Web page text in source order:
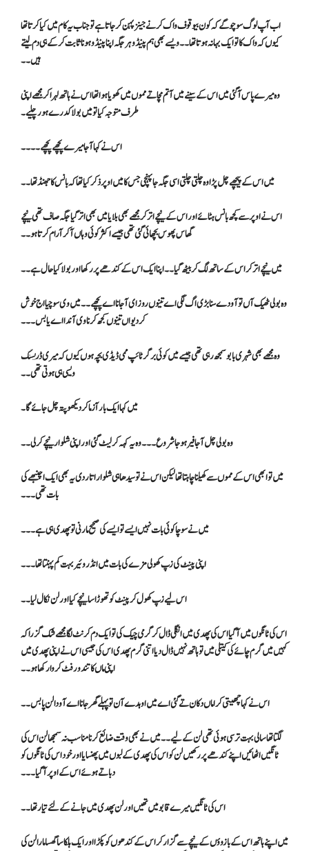
اب آپ لوگ سوچو گے کہ کون بیوقوف واک کرنے جینز پہن کر جاتا ہے تو جناب یہ کام میں کیا کرتا تھا
کیوں کہ واک کا تو ایک بہانہ ہوتا تھا۔۔ ویسے بھی ہم پینڈو ہر جگہ اپنا پینڈو ہونا ثابت کر کے ہی دم لیتے
ہیں۔۔
وہ میرے پاس آگئی میں اس کے سینے میں آتم مچاتے مموں میں کھویا ہوا تھا اس نے ہاتھ لہرا کر مجھے اپنی
طرف متوجہ کیا تو میں بولا کدرے ہور چلیے ۔
اس نے کہا آجا میرے پچھے پچھے۔۔۔۔
میں اس کے پیچھے چل پڑا وہ چلتی چلتی اسی جگہ جا پہنچی جس کا میں اوپر ذکر کیا تھا کہ بانس کا جھنڈ تھا۔۔
اس نے اوپر سے کچھ بانس ہٹائے اور اس کے نیچے اتر کر مجھے بھی بلایا میں بھی اتر گیا جگہ صاف تھی نیچے
گھاس پھوس بچھائی گئی تھی جیسے اکثر کوئی وہاں آ کر آرام کرتا ہو۔۔
میں نیچے اتر کر اس کے ساتھ لگ کر بیٹھ گیا۔۔ اپنا ایک اس کے کندھے پر رکھا اور بولا کیا حال ہے ۔۔
وہ بولی ٹھیک آں تو آودے سنا بڑی اگ لگی اے تینوں روز ای آ جانا اے پچھے ۔۔ میں وی سوچیا اج خوش
کر دیواں تینوں کجھ کرنا وی آندا اے یا بس ۔۔۔
وہ مجھے بھی شہری بابو سمجھ رہی تھی جیسے میں کوئی برگر ٹائپ ممی ڈیڈی بچہ ہوں کیوں کہ میری ڈریسنگ
ویسی ہی ہوتی تھی ۔۔
میں کہا ایک بار آزما کر دیکھو پتہ چل جائے گا ۔
وہ بولی چل آ جا فیر ہو جا شروع۔۔۔ وہ یہ کہہ کر لیٹ گئی اور اپنی شلوار نیچے کر لی۔۔
میں تو ابھی اس کے مموں سے کھیلنا چاہتا تھا لیکن اس نے تو سیدھا ہی شلوار اتار دی یہ بھی ایک اچنبھے کی
بات تھی۔۔۔
میں نے سوچا کوئی بات نہیں ایسے تو ایسے کی صحیح مارنی تو پھدی ہی ہے ۔۔۔
اپنی پینٹ کی زپ کھولی مزے کی بات میں انڈر وئیر بہت کم پہنتا تھا۔۔۔
اس لیے زپ کھول کر پینٹ کو تھوڑا سا نیچے کیا اور لن نکال لیا۔۔
اس کی ٹانگوں میں آگیا اس کی پھدی میں انگلی ڈال کر گرمی چیک کی تو ایک دم کرنٹ لگا مجھے شک گزرا کہ
کہیں میں گرم چائے کی کیتلی میں تو ہاتھ نہیں ڈال دیا اتنی گرم پھدی اس کی جیسی اس نے اپنی پھدی میں
اپنی ماں کا تندور فٹ کروا رکھا ہو۔۔
اس نے کہا چھیتی کر اماں دکان تے گئی اے میں اوہدے آن تو پہلے گھر جانا اے آودا لن پا بس۔۔
لگتا تھا سالی بہت ترسی ہوئی تھی لن کے لیے۔۔ میں نے بھی وقت ضائع کرنا مناسب نہ سمجھا لن اس کی
ٹانگیں اٹھائیں اپنے کندھے پر رکھیں لن کو اس کی پھدی کے لبوں میں پھنسایااور خود اس کی ٹانگوں کو
دباتے ہوئے اس کے اوپر آگیا۔۔۔
اس کی ٹانگیں میرے قابو میں تھیں اور لن پھدی میں جانے کے لئے تیار تھا۔۔
میں اپنے ہاتھ اس کے بازوؤں کے نیچے سے گزار کر اس کے کندھوں کو پکڑا اور ایک ہلکا سا گھسا مارا لن کی